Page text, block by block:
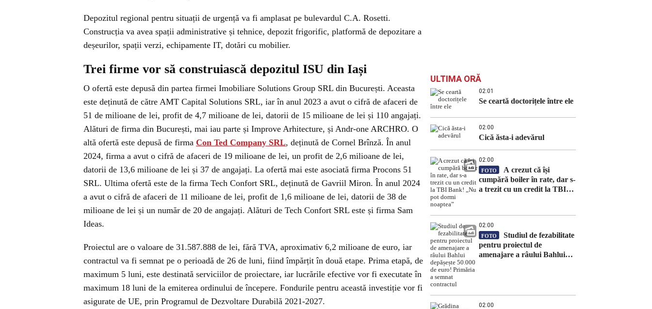
Depozitul regional pentru situații de urgență va fi amplasat pe bulevardul C.A. Rosetti.
Construcția va avea spații administrative și tehnice, depozit frigorific, platformă de depozitare a
deșeurilor, spații verzi, echipamente IT, dotări cu mobilier.
Trei firme vor să construiască depozitul ISU din Iași
O ofertă este depusă din partea firmei Imobiliare Solutions Group SRL din București. Aceasta
este deținută de către AMT Capital Solutions SRL, iar în anul 2023 a avut o cifră de afaceri de
51 de milioane de lei, profit de 4,7 milioane de lei, datorii de 15 milioane de lei și 110 angajați.
Alături de firma din București, mai iau parte și Improve Arhitecture, și Andr-one ARCHRO. O
altă ofertă este depusă de firma Con Ted Company SRL, deținută de Cornel Brînză. În anul
2024, firma a avut o cifră de afaceri de 19 milioane de lei, un profit de 2,6 milioane de lei,
datorii de 13,6 milioane de lei și 37 de angajați. La ofertă mai este asociată firma Procons 51
SRL. Ultima ofertă este de la firma Tech Confort SRL, deținută de Gavriil Miron. În anul 2024
a avut o cifră de afaceri de 11 milioane de lei, profit de 1,6 milioane de lei, datorii de 38 de
milioane de lei și un număr de 20 de angajați. Alături de Tech Confort SRL este și firma Sam
Ideas.
Proiectul are o valoare de 31.587.888 de lei, fără TVA, aproximativ 6,2 milioane de euro, iar
contractul va fi semnat pe o perioadă de 26 de luni, fiind împărțit în două etape. Prima etapă, de
maximum 5 luni, este destinată serviciilor de proiectare, iar lucrările efective vor fi executate în
maximum 18 luni de la emiterea ordinului de începere. Fondurile pentru această investiție vor fi
asigurate de UE, prin Programul de Dezvoltare Durabilă 2021-2027.
ULTIMA ORĂ
02:01
Se ceartă doctorițele între ele
02:00
Cică ăsta-i adevărul
02:00
FOTO
A crezut că își
cumpără boiler în rate, dar s-
a trezit cu un credit la TBI
02:00
FOTO
Studiul de fezabilitate
pentru proiectul de
amenajare a râului Bahlui
02:00